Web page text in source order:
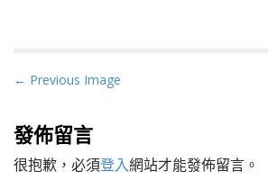
P
s
t
n
← Previous Image
發佈留言
很抱歉，必須登入網站才能發佈留言。